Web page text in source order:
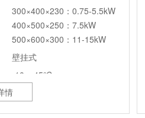
300×400×230：0.75-5.5kW
400×500×250：7.5kW
500×600×300：11-15kW
壁挂式
-10~+45℃
20~90%RH，无水珠凝结
海拔高度超过1000米需降额
情